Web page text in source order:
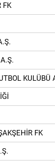
FK
KULÜBÜ
FK